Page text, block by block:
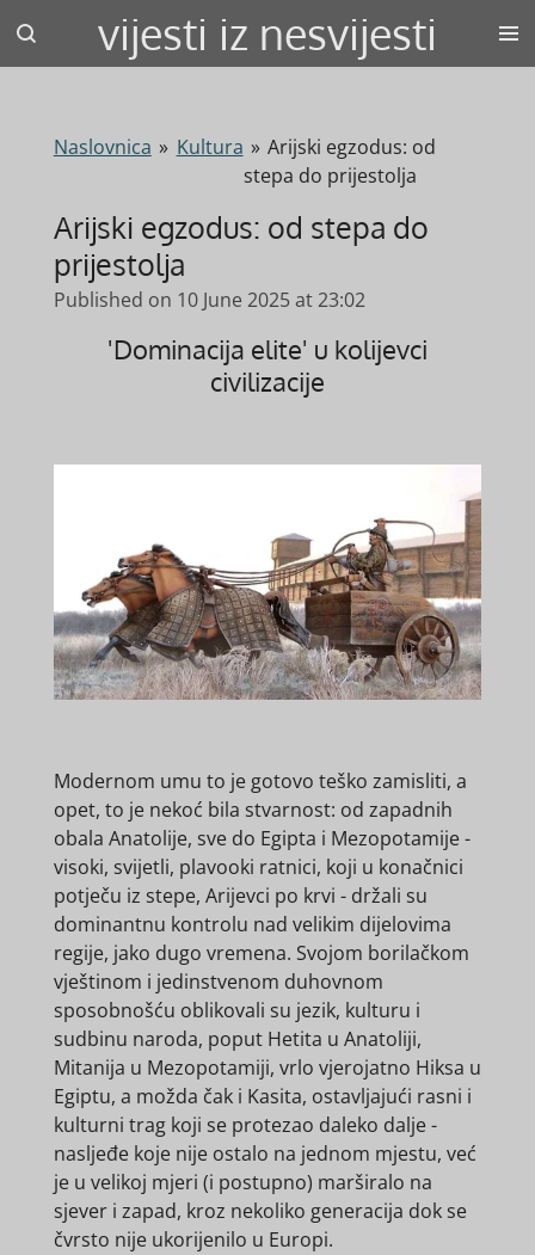
Skip
vijesti iz nesvijesti
Naslovnica » Kultura » Arijski egzodus: od
stepa do prijestolja
Arijski egzodus: od stepa do
prijestolja
Published on 10 June 2025 at 23:02
'Dominacija elite' u kolijevci
civilizacije
Modernom umu to je gotovo teško zamisliti, a
opet, to je nekoć bila stvarnost: od zapadnih
obala Anatolije, sve do Egipta i Mezopotamije -
visoki, svijetli, plavooki ratnici, koji u konačnici
potječu iz stepe, Arijevci po krvi - držali su
dominantnu kontrolu nad velikim dijelovima
regije, jako dugo vremena. Svojom borilačkom
vještinom i jedinstvenom duhovnom
sposobnošću oblikovali su jezik, kulturu i
sudbinu naroda, poput Hetita u Anatoliji,
Mitanija u Mezopotamiji, vrlo vjerojatno Hiksa u
Egiptu, a možda čak i Kasita, ostavljajući rasni i
kulturni trag koji se protezao daleko dalje -
nasljeđe koje nije ostalo na jednom mjestu, već
je u velikoj mjeri (i postupno) marširalo na
sjever i zapad, kroz nekoliko generacija dok se
čvrsto nije ukorijenilo u Europi.